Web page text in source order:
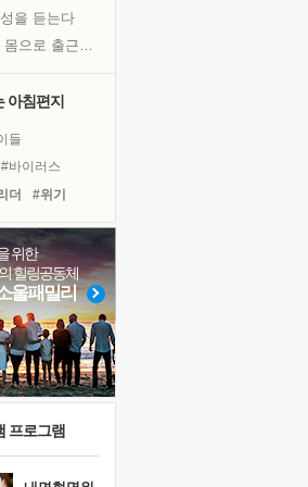
을 듣는다
흙이 된 몸으로 출근하는 여자
진을 보며
극심한 변비, 어깨결림, 수면 장애
아픈 아버지를 위한 공간 설계
어머니
유년 시절의 부산 영도 바다
들
것
아침편지
들
#바이러스
더
#위기
#계획
#도움
#나눔
브
#건강
#경험
#삶
위한
힐링공동체
울패밀리
프로그램